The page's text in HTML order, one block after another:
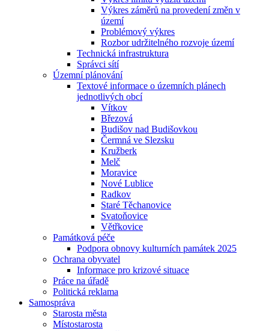
Výkres záměrů na provedení změn v
území
Problémový výkres
Rozbor udržitelného rozvoje území
Technická infrastruktura
Správci sítí
Územní plánování
Textové informace o územních plánech
jednotlivých obcí
Vítkov
Březová
Budišov nad Budišovkou
Čermná ve Slezsku
Kružberk
Melč
Moravice
Nové Lublice
Radkov
Staré Těchanovice
Svatoňovice
Větřkovice
Památková péče
Podpora obnovy kulturních památek 2025
Ochrana obyvatel
Informace pro krizové situace
Práce na úřadě
Politická reklama
Samospráva
Starosta města
Místostarosta